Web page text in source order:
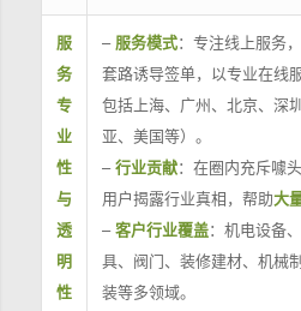
服
务
专
业
性
与
透
明
性
– 服务模式：专注线上服务
套路诱导签单，以专业在线
包括上海、广州、北京、深
亚、美国等）。
–行业贡献：在圈内充斥噱
用户揭露行业真相，帮助大
–客户行业覆盖：机电设备
具、阀门、装修建材、机械
装等多领域。